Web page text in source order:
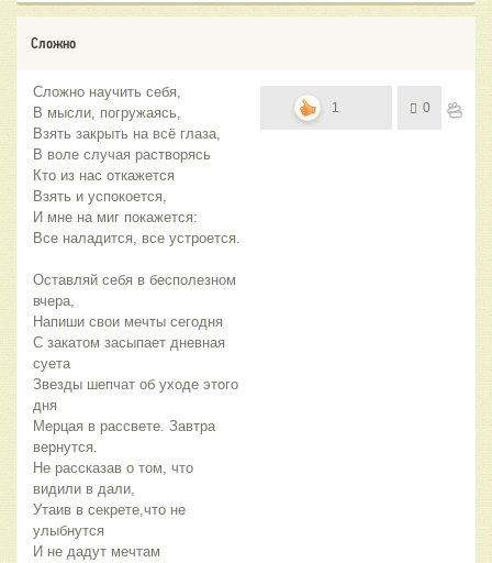
Сложно
Сложно научить себя,
В мысли, погружаясь,
Взять закрыть на всё глаза,
В воле случая растворясь
Кто из нас откажется
Взять и успокоется,
И мне на миг покажется:
Все наладится, все устроется.
Оставляй себя в бесполезном
вчера,
Напиши свои мечты сегодня
С закатом засыпает дневная
суета
Звезды шепчат об уходе этого
дня
Мерцая в рассвете. Завтра
вернутся.
Не рассказав о том, что
видили в дали,
Утаив в секрете,что не
улыбнутся
И не дадут мечтам
1 0